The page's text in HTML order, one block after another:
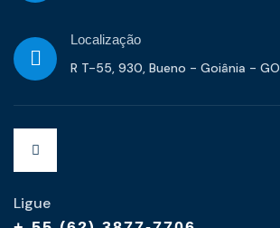
Localização
R T-55, 930, Bueno - Goiânia - GO
Ligue